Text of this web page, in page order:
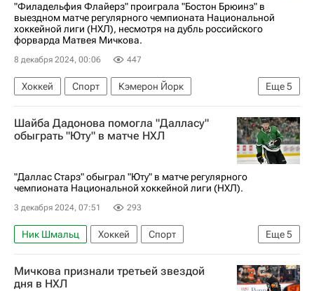
Национальная хоккейная лига (НХЛ)
"Филадельфия Флайерз" проиграла "Бостон Брюинз" в
выездном матче регулярного чемпионата Национальной
хоккейной лиги (НХЛ), несмотря на дубль российского
форварда Матвея Мичкова.
8 декабря 2024, 00:06 447
Еще5
Хоккей Спорт
Кэмерон Йорк
Трент Фредерик
Павел Заха
Бостон Брюинз
Филадельфия Флайерз
Шайба Дадонова помогла "Далласу"
обыграть "Юту" в матче НХЛ
"Даллас Старз" обыграл "Юту" в матче регулярного
чемпионата Национальной хоккейной лиги (НХЛ).
3 декабря 2024, 07:51 293
Еще5
Ник Шмальц Хоккей
Спорт
Солт-Лейк-Сити
Евгений Дадонов
Джейми Бенн
Даллас Старз Юта Маммот
Мичкова признали третьей звездой
дня в НХЛ